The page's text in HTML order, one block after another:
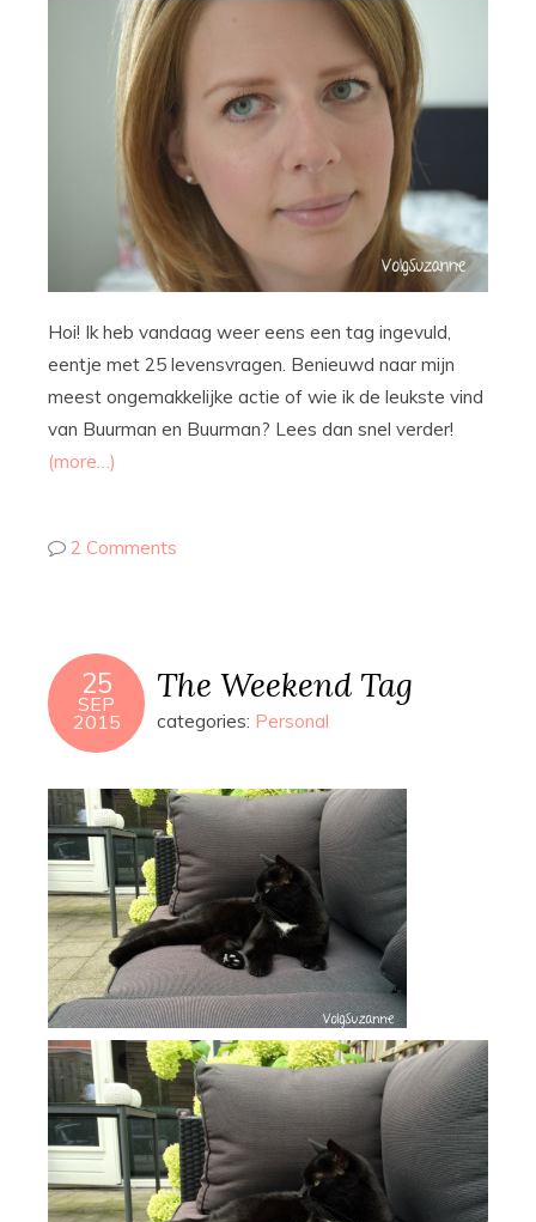
Hoi! Ik heb vandaag weer eens een tag ingevuld,
eentje met 25 levensvragen. Benieuwd naar mijn
meest ongemakkelijke actie of wie ik de leukste vind
van Buurman en Buurman? Lees dan snel verder!
(more…)
2 Comments
25
SEP
2015
The Weekend Tag
categories: Personal